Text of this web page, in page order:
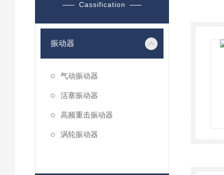
Cassification
振动器
气动振动器
活塞振动器
高频重击振动器
涡轮振动器